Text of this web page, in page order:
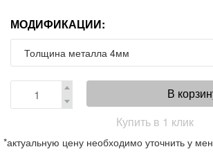
МОДИФИКАЦИИ:
В
Купить в 1 клик
*актуальную цену необходимо уточнить у